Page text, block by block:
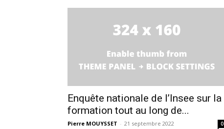
Enquête nationale de l’Insee sur la
formation tout au long de...
Pierre MOUYSSET - 21 septembre 2022 0